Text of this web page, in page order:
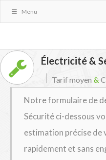
Électricité &
Tarif moyen &
Notre formulaire de
Sécurité ci-dessous
estimation précise
rapidement et sans
Menu